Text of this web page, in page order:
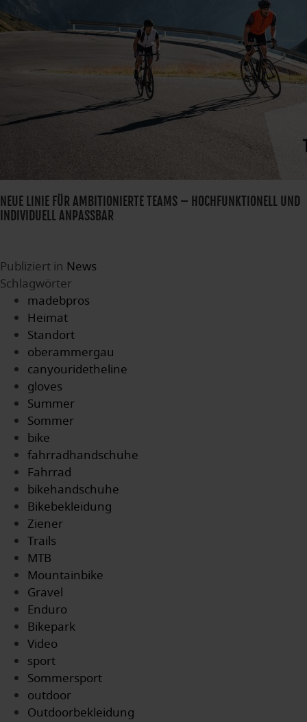
NEUE LINIE FÜR AMBITIONIERTE TEAMS – HOCHFUNKTIONELL UND
INDIVIDUELL ANPASSBAR
Publiziert in News
Schlagwörter
madebpros
Heimat
Standort
oberammergau
canyouridetheline
gloves
Summer
Sommer
bike
fahrradhandschuhe
Fahrrad
bikehandschuhe
Bikebekleidung
Ziener
Trails
MTB
Mountainbike
Gravel
Enduro
Bikepark
Video
sport
Sommersport
outdoor
Outdoorbekleidung